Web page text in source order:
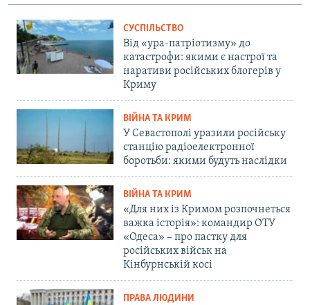
СУСПІЛЬСТВО
Від «ура-патріотизму» до
катастрофи: якими є настрої та
наративи російських блогерів у
Криму
ВІЙНА ТА КРИМ
У Севастополі уразили російську
станцію радіоелектронної
боротьби: якими будуть наслідки
ВІЙНА ТА КРИМ
«Для них із Кримом розпочнеться
важка історія»: командир ОТУ
«Одеса» – про пастку для
російських військ на
Кінбурнській косі
ПРАВА ЛЮДИНИ